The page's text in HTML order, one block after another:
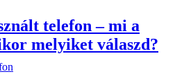
telefon – mi a
melyiket válaszd?